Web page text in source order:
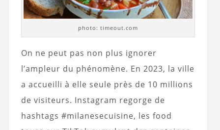
photo: timeout.com
On ne peut pas non plus ignorer
l’ampleur du phénomène. En 2023, la ville
a accueilli à elle seule près de 10 millions
de visiteurs. Instagram regorge de
hashtags #milanesecuisine, les food